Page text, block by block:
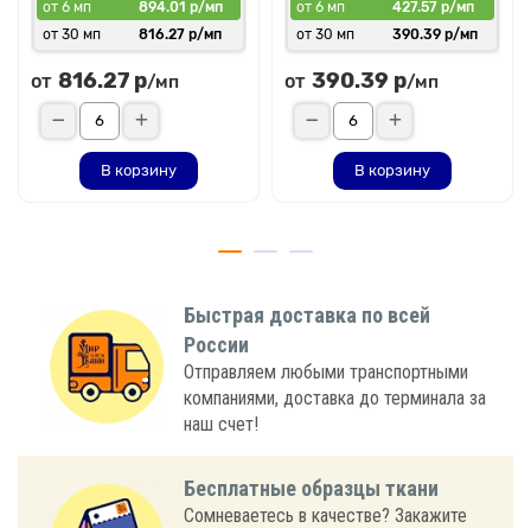
от 6 мп
894.01 р/мп
от 30 мп
816.27 р/мп
от 816.27 р/мп
В корзину
от 6 мп
427.57 р/мп
от 30 мп
390.39 р/мп
от 390.39 р/мп
В корзину
Быстрая доставка по всей
России
Отправляем любыми транспортными
компаниями, доставка до терминала за
наш счет!
Бесплатные образцы ткани
Сомневаетесь в качестве? Закажите